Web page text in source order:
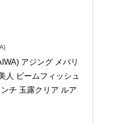
アジング メバリ
人 ビームフィッシュ
チ 玉露クリア ルア